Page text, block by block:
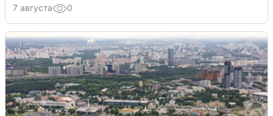
7 августа 0